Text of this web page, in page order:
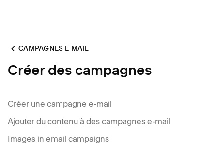
CAMPAGNES E-MAIL
Créer des campagnes
Créer une campagne e-mail
Ajouter du contenu à des campagnes e-mail
Images in email campaigns